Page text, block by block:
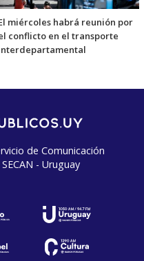
miércoles habrá reunión por
conflicto en el transporte
de Comunicación
- Uruguay